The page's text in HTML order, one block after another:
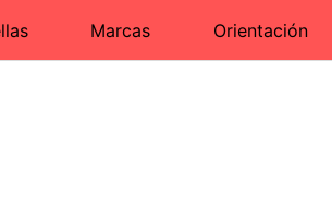
Marcas Orientación